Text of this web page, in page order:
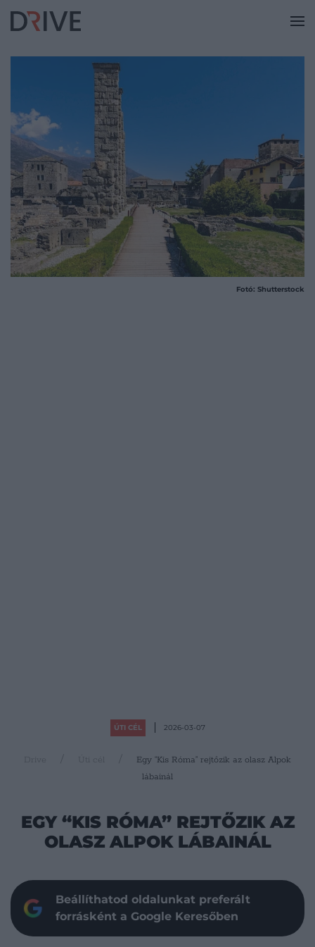
Fotó: Shutterstock
ÚTI CÉL 2026-03-07
Drive
Egy “Kis Róma” rejtőzik az olasz Alpok
lábainál
EGY “KIS RÓMA” REJTŐZIK AZ
OLASZ ALPOK LÁBAINÁL
Beállíthatod oldalunkat preferált
forrásként a Google Keresőben